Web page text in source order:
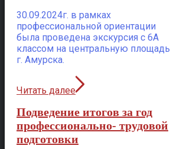
30.09.2024г. в рамках
профессиональной ориентации
была проведена экскурсия с 6А
классом на центральную площадь
г. Амурска.
Читать далее
Подведение итогов за год
профессионально- трудовой
подготовки